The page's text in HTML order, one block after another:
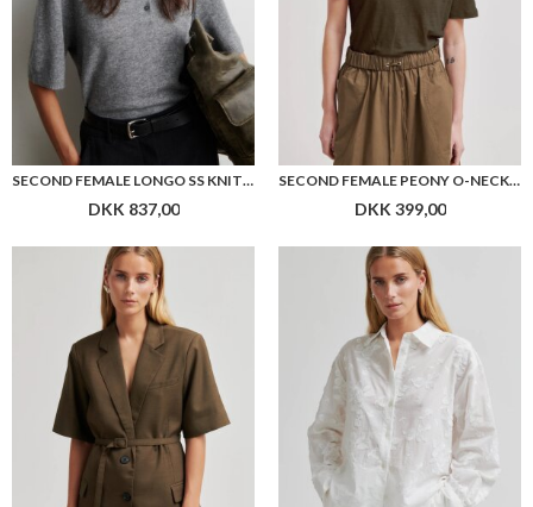
SECOND FEMALE LONGO SS KNIT COLLAR
DKK 837,00
SECOND FEMALE PEONY O-NECK NEW TEE
DKK 399,00